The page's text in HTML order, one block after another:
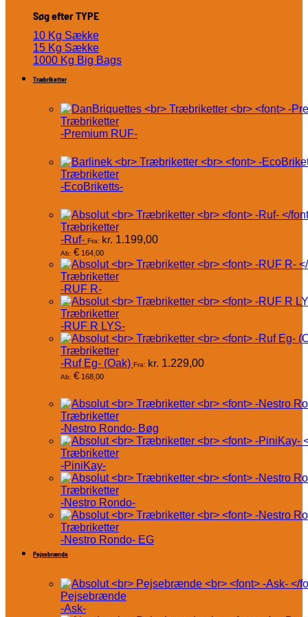
Søg efter TYPE
10 Kg Sække
15 Kg Sække
1000 Kg Big Bags
Træbriketter
Træbriketter
-Premium RUF-
Træbriketter
-EcoBriketts-
Træbriketter
-Ruf- Fra: kr. 1.199,00
Ab: € 164,00
Træbriketter
-RUF R-
Træbriketter
-RUF R LYS-
Træbriketter
-Ruf Eg- (Oak) Fra: kr. 1.229,00
Ab: € 168,00
Træbriketter
-Nestro Rondo- Bøg
Træbriketter
-PiniKay-
Træbriketter
-Nestro Rondo-
Træbriketter
-Nestro Rondo- EG
Pejsebrænde
Pejsebrænde
-Ask-